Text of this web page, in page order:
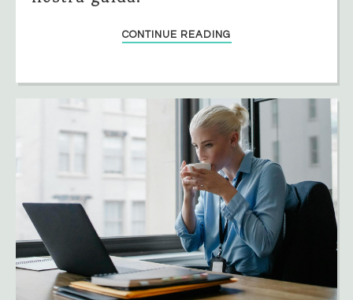
CONTINUE READING